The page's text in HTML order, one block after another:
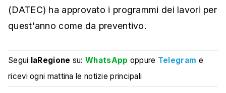
(DATEC) ha approvato i programmi dei lavori per
quest'anno come da preventivo.
Segui laRegione su:WhatsApp oppure Telegram e
ricevi ogni mattina le notizie principali